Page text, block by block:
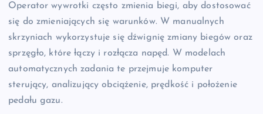
Operator wywrotki często zmienia biegi, aby dostosować
się do zmieniających się warunków. W manualnych
skrzyniach wykorzystuje się dźwignię zmiany biegów oraz
sprzęgło, które łączy i rozłącza napęd. W modelach
automatycznych zadania te przejmuje komputer
sterujący, analizujący obciążenie, prędkość i położenie
pedału gazu.